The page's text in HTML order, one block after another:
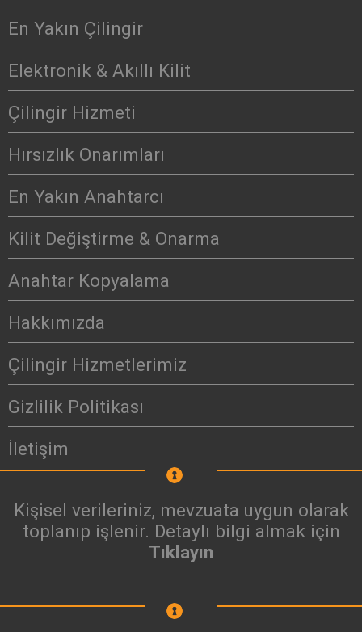
En Yakın Çilingir
Elektronik & Akıllı Kilit
Çilingir Hizmeti
Hırsızlık Onarımları
En Yakın Anahtarcı
Kilit Değiştirme & Onarma
Anahtar Kopyalama
Hakkımızda
Çilingir Hizmetlerimiz
Gizlilik Politikası
İletişim
Kişisel verileriniz, mevzuata uygun olarak
toplanıp işlenir. Detaylı bilgi almak için
Tıklayın